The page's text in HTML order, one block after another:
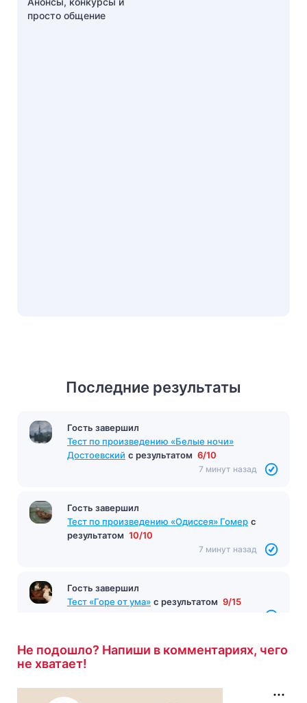
Последние результаты
Гость завершил
Тест «Судьба человека» с результатом
7 минут назад
Тест по произведению «Белые ночи»
Достоевский с результатом 6/10
Тест по произведению «Одиссея» Гомер
результатом 10/10
Не подошло? Напиши в комментариях, чего
не хватает!
просто общение